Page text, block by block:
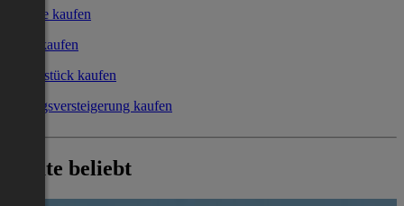
Garage kaufen
Büro kaufen
Grundstück kaufen
Zwangsversteigerung kaufen
Heute beliebt